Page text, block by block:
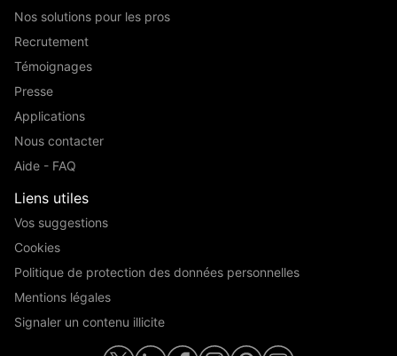
Nos solutions pour les pros
Recrutement
Témoignages
Presse
Applications
Nous contacter
Aide - FAQ
Liens utiles
Vos suggestions
Cookies
Politique de protection des données personnelles
Mentions légales
Signaler un contenu illicite